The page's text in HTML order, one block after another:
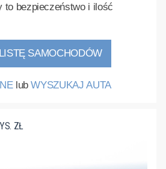
to bezpieczeństwo i ilość
SAMOCHODÓW
lubWYSZUKAJ AUTA
ZŁ